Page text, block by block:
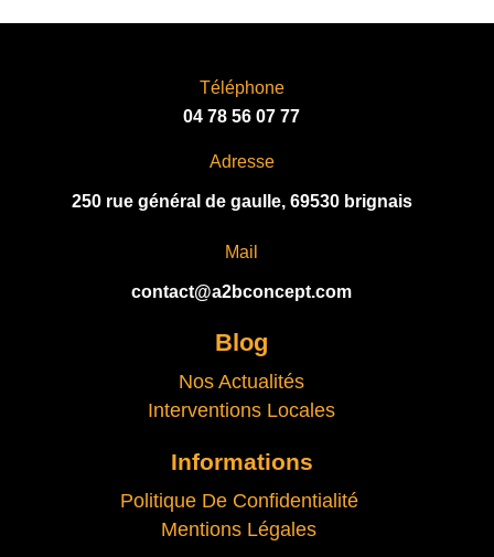
T
Téléphone
04 78 56 07 77
Adresse
250 rue général de gaulle, 69530 brignais
Mail
contact@a2bconcept.com
Blog
Nos Actualités
Interventions Locales
Informations
Politique De Confidentialité
Mentions Légales